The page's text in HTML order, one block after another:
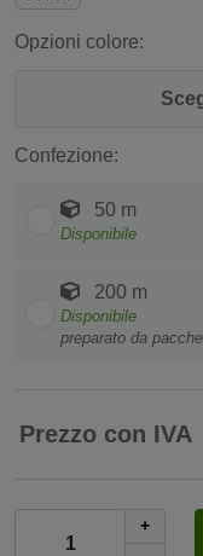
Opzioni colore:
Confezione:
50 m
Disponibile
200 m
Disponibile
preparato da
Prezzo con IVA
+